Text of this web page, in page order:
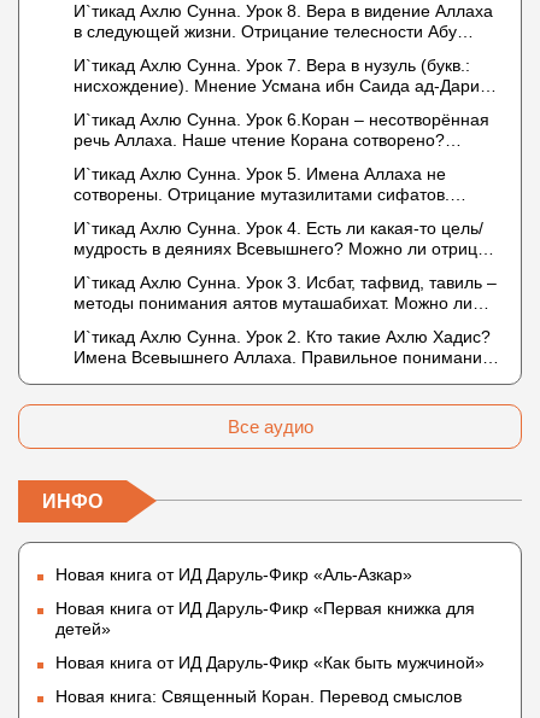
И`тикад Ахлю Сунна. Урок 8. Вера в видение Аллаха
в следующей жизни. Отрицание телесности Абу
Усмана ибн Саида ад-Дарими. Иман – это слова,
дела и познание
И`тикад Ахлю Сунна. Урок 7. Вера в нузуль (букв.:
нисхождение). Мнение Усмана ибн Саида ад-Дарими
описывается физическим движением?
И`тикад Ахлю Сунна. Урок 6.Коран – несотворённая
речь Аллаха. Наше чтение Корана сотворено?
И`тикад Ахлю Сунна. Урок 5. Имена Аллаха не
сотворены. Отрицание мутазилитами сифатов.
И`тикад Ахлю Сунна. Урок 4. Есть ли какая-то цель/
мудрость в деяниях Всевышнего? Можно ли отрицать
не пришло в Коране и Сунне? Концепция ибн
Таймийи
И`тикад Ахлю Сунна. Урок 3. Исбат, тафвид, тавиль –
методы понимания аятов муташабихат. Можно ли
Что означает утверждение сифата «биля кейфа»
(без образа)?
И`тикад Ахлю Сунна. Урок 2. Кто такие Ахлю Хадис?
Имена Всевышнего Аллаха. Правильное понимание
Все аудио
ИНФО
Новая книга от ИД Даруль-Фикр «Аль-Азкар»
Новая книга от ИД Даруль-Фикр «Первая книжка для
детей»
Новая книга от ИД Даруль-Фикр «Как быть мужчиной»
Новая книга: Священный Коран. Перевод смыслов